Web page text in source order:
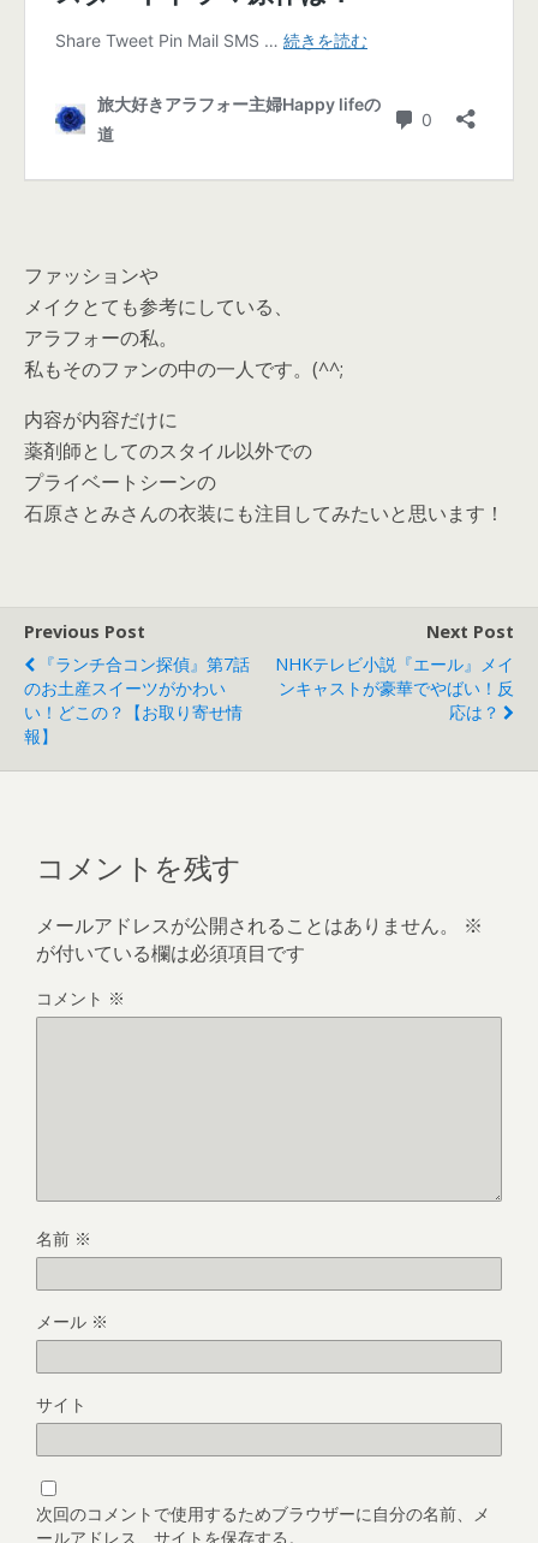
ファッションや
メイクとても参考にしている、
アラフォーの私。
私もそのファンの中の一人です。(^^;
内容が内容だけに
薬剤師としてのスタイル以外での
プライベートシーンの
石原さとみさんの衣装にも注目してみたいと思います！
Previous Post
『ランチ合コン探偵』第7話
のお土産スイーツがかわい
い！どこの？【お取り寄せ情
報】
Next Post
NHKテレビ小説『エール』メイ
ンキャストが豪華でやばい！反
応は？
コメントを残す
メールアドレスが公開されることはありません。
※
が付いている欄は必須項目です
コメント ※
名前 ※
メール ※
サイト
次回のコメントで使用するためブラウザーに自分の名前、メ
ールアドレス、サイトを保存する。